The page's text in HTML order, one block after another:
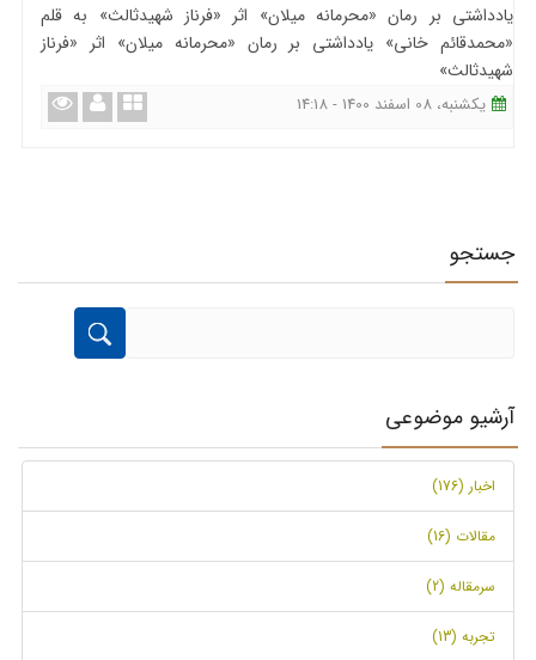
یادداشتی بر رمان «محرمانه میلان» اثر «فرناز شهیدثالث» به قلم
«محمدقائم خانی» یادداشتی بر رمان «محرمانه میلان» اثر «فرناز
شهیدثالث»
یکشنبه، 08 اسفند 1400 - 14:18
جستجو
آرشیو موضوعی
اخبار (176)
مقالات (16)
سرمقاله (2)
تجربه (13)